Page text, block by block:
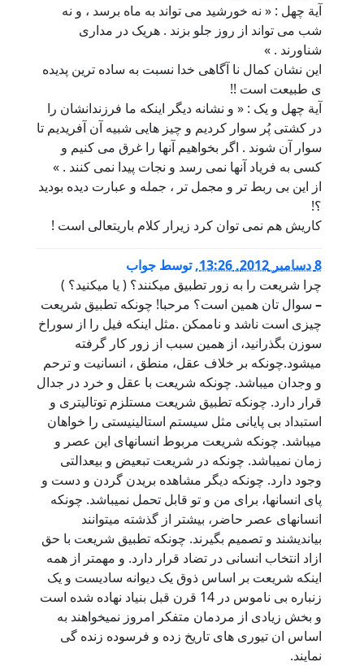
آیة چهل : « نه خورشید می تواند به ماه برسد ، و نه
شب می تواند از روز جلو بزند . هریک در مداری
شناورند . »
این نشان کمال نا آگاهی خدا نسبت به ساده ترین پدیده
ی طبیعت است !!
آیة چهل و یک : « و نشانه دیگر اینکه ما فرزندانشان را
در کشتی پُر سوار کردیم و چیز هایی شبیه آن آفریدیم تا
سوار آن شوند . اگر بخواهیم آنها را غرق می کنیم و
کسی به فریاد آنها نمی رسد و نجات پیدا نمی کنند . »
از این بی ربط تر و مجمل تر ، جمله و عبارت دیده بودید
؟!
کاریش هم نمی توان کرد زیرار کلام باریتعالی است !
8 دسامبر 2012, 13:26 ,توسط جواب
چرا شریعت را به زور تطبیق میکنند؟ ( یا میکنید؟ )
– سوال تان همین است؟ مرحبا! چونکه تطبیق شریعت
چیزی است ناشد و ناممکن .مثل اینکه فیل را از سوراخ
سوزن بگذرانید، از همین سبب از زور کار گرفته
میشود.چونکه بر خلاف عقل، منطق ، انسانیت و ترحم
و وجدان میباشد. چونکه شریعت با عقل و خرد در جدال
قرار دارد. چونکه تطبیق شریعت مستلزم توتالیتری و
استبداد بی پایانی مثل سیستم استالینیستی را خواهان
میباشد. چونکه شریعت مربوط انسانهای این عصر و
زمان نمیباشد. چونکه در شریعت تبعیض و بیعدالتی
وجود دارد. چونکه دیگر مشاهده بریدن گردن و دست و
پای انسانها، برای من و تو قابل تحمل نمیباشد. چونکه
انسانهای عصر حاضر، بیشتر از گذشته میتوانند
بیاندیشند و تصمیم بگیرند. چونکه تطبیق شریعت با حق
ازاد انتخاب انسانی در تضاد قرار دارد. و مهمتر از همه
اینکه شریعت بر اساس ذوق یک دیوانه سادیست و یک
زنباره بی ناموس در 14 قرن قبل بنیاد نهاده شده است
و بخش زیادی از مردمان متفکر امروز نمیخواهند به
اساس ان تیوری های تاریخ زده و فرسوده زنده گی
نمایند.